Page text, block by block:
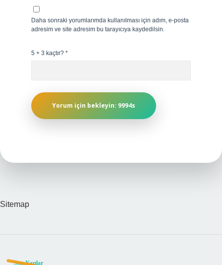
Daha sonraki yorumlarımda kullanılması için adım, e-posta
adresim ve site adresim bu tarayıcıya kaydedilsin.
5 + 3 kaçtır? *
Sitemap
Son Yazılar